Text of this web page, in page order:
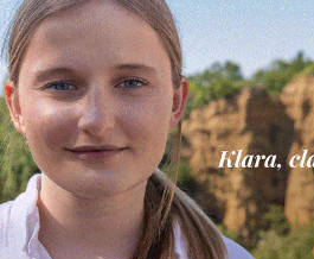
Figline Incisa Valdarno 1 Agosto 2026
Piscina di Figline finanziata
Pnrr, il gruppo di Fratelli
ringraziamento al Governo”
Cronaca 3 Agosto 2026
Scomparso da una
Fiorentino l’uomo che
Levane nel 2020